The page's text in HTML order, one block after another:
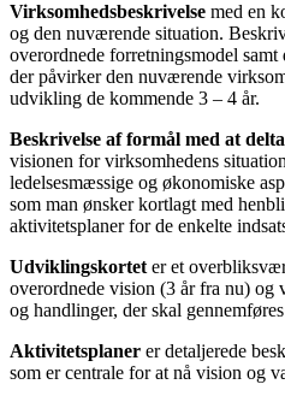
Virksomhedsbeskrivelse med en
og den nuværende situation.
overordnede forretningsmodel samt
der påvirker den nuværende
udvikling de kommende 3 – 4 år.
Beskrivelse af formål med at
visionen for virksomhedens
ledelsesmæssige og økonomiske
som man ønsker kortlagt med
aktivitetsplaner for de enkelte
Udviklingskortet er et
overordnede vision (3 år fra nu)
og handlinger, der skal
Aktivitetsplaner er detaljerede
som er centrale for at nå vision og